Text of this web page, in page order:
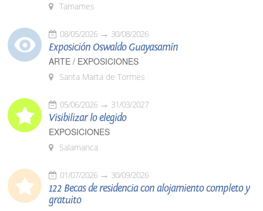
Tamames
08/05/2026 30/08/2026
Exposición Oswaldo Guayasamín
ARTE / EXPOSICIONES
Santa Marta de Tormes
05/06/2026 31/03/2027
Visibilizar lo elegido
EXPOSICIONES
Salamanca
01/07/2026 30/09/2026
122 Becas de residencia con alojamiento completo y
gratuito